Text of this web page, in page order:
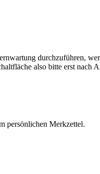
durchzuführen,
also bitte erst nach
persönlichen Merkzettel.